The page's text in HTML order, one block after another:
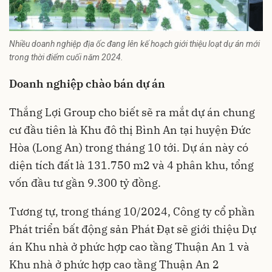
Nhiều doanh nghiệp địa ốc đang lên kế hoạch giới thiệu loạt dự án mới
trong thời điểm cuối năm 2024.
Doanh nghiệp chào bán dự án
Thắng Lợi Group cho biết sẽ ra mắt dự án chung
cư đầu tiên là Khu đô thị Bình An tại huyện Đức
Hòa (Long An) trong tháng 10 tới. Dự án này có
diện tích đất là 131.750 m2 và 4 phân khu, tổng
vốn đầu tư gần 9.300 tỷ đồng.
Tương tự, trong tháng 10/2024, Công ty cổ phần
Phát triển bất động sản Phát Đạt sẽ giới thiệu Dự
án Khu nhà ở phức hợp cao tầng Thuận An 1 và
Khu nhà ở phức hợp cao tầng Thuận An 2